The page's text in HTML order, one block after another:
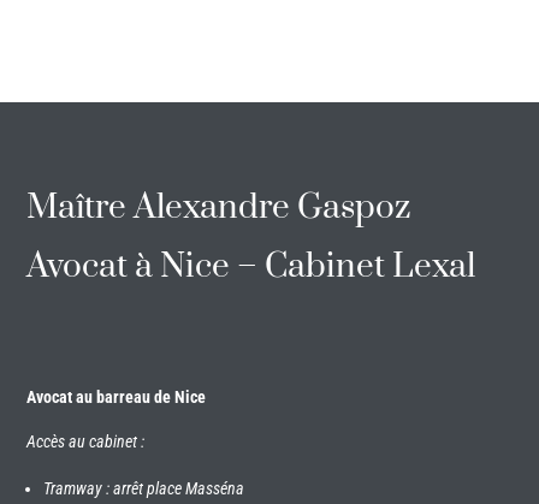
Maître Alexandre Gaspoz
Avocat à Nice – Cabinet Lexal
Avocat au barreau de Nice
Accès au cabinet :
Tramway : arrêt place Masséna